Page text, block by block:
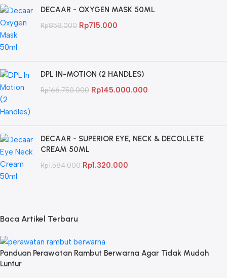
DECAAR - OXYGEN MASK 50ML
Rp858.000 Rp715.000
DPL IN-MOTION (2 HANDLES)
Rp166.750.000 Rp145.000.000
DECAAR - SUPERIOR EYE, NECK & DECOLLETE
CREAM 50ML
Rp1.584.000 Rp1.320.000
Baca Artikel Terbaru
Panduan Perawatan Rambut Berwarna Agar Tidak Mudah
Luntur